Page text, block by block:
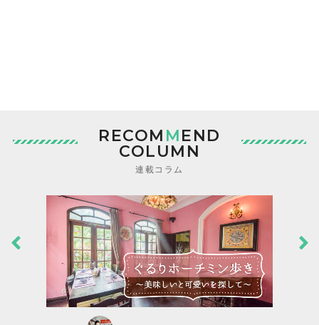
RECOM MEND
COLUMN
連載コラム